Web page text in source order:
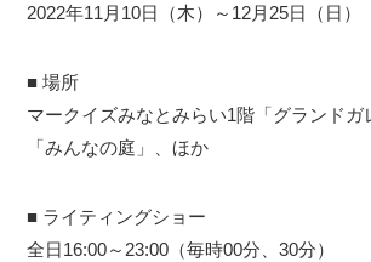
2022年11月10日（木）～12月25日（日）
■ 場所
マークイズみなとみらい1階「グランドガ
「みんなの庭」、ほか
■ ライティングショー
全日16:00～23:00（毎時00分、30分）